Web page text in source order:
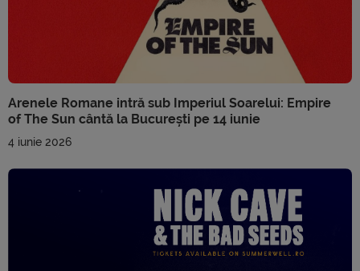
Arenele Romane intră sub Imperiul Soarelui: Empire
of The Sun cântă la București pe 14 iunie
4 iunie 2026